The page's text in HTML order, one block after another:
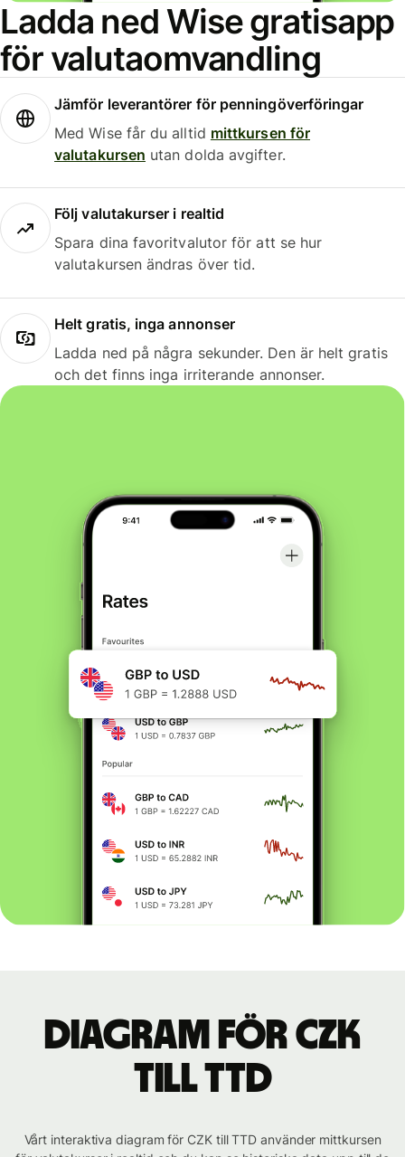
Ladda ned Wise gratisapp
för valutaomvandling
Jämför leverantörer för penningöverföringar
Med Wise får du alltid mittkursen för
valutakursen utan dolda avgifter.
Följ valutakurser i realtid
Spara dina favoritvalutor för att se hur
valutakursen ändras över tid.
Helt gratis, inga annonser
Ladda ned på några sekunder. Den är helt gratis
och det finns inga irriterande annonser.
Diagram för CZK
till TTD
Vårt interaktiva diagram för CZK till TTD använder mittkursen